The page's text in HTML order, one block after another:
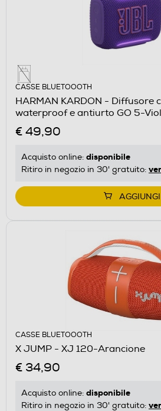
CASSE BLUETOOOTH
HARMAN KARDON - Diffusore
waterproof e antiurto GO 5-
€ 49,90
Acquisto online: disponibile
Ritiro in negozio in 30' gratuito:
AGGIUNGI
CASSE BLUETOOOTH
X JUMP - XJ 120-Arancione
€ 34,90
Acquisto online: disponibile
Ritiro in negozio in 30' gratuito: